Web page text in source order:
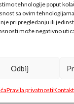
tehnologije poput
sa ovim
pri pregledanju ili
može negativno
Odbij
Pravila privatnostiKontakt
objekata koju
supermarketi i
i razvijenu
artikala čiji
Indije, Kine i